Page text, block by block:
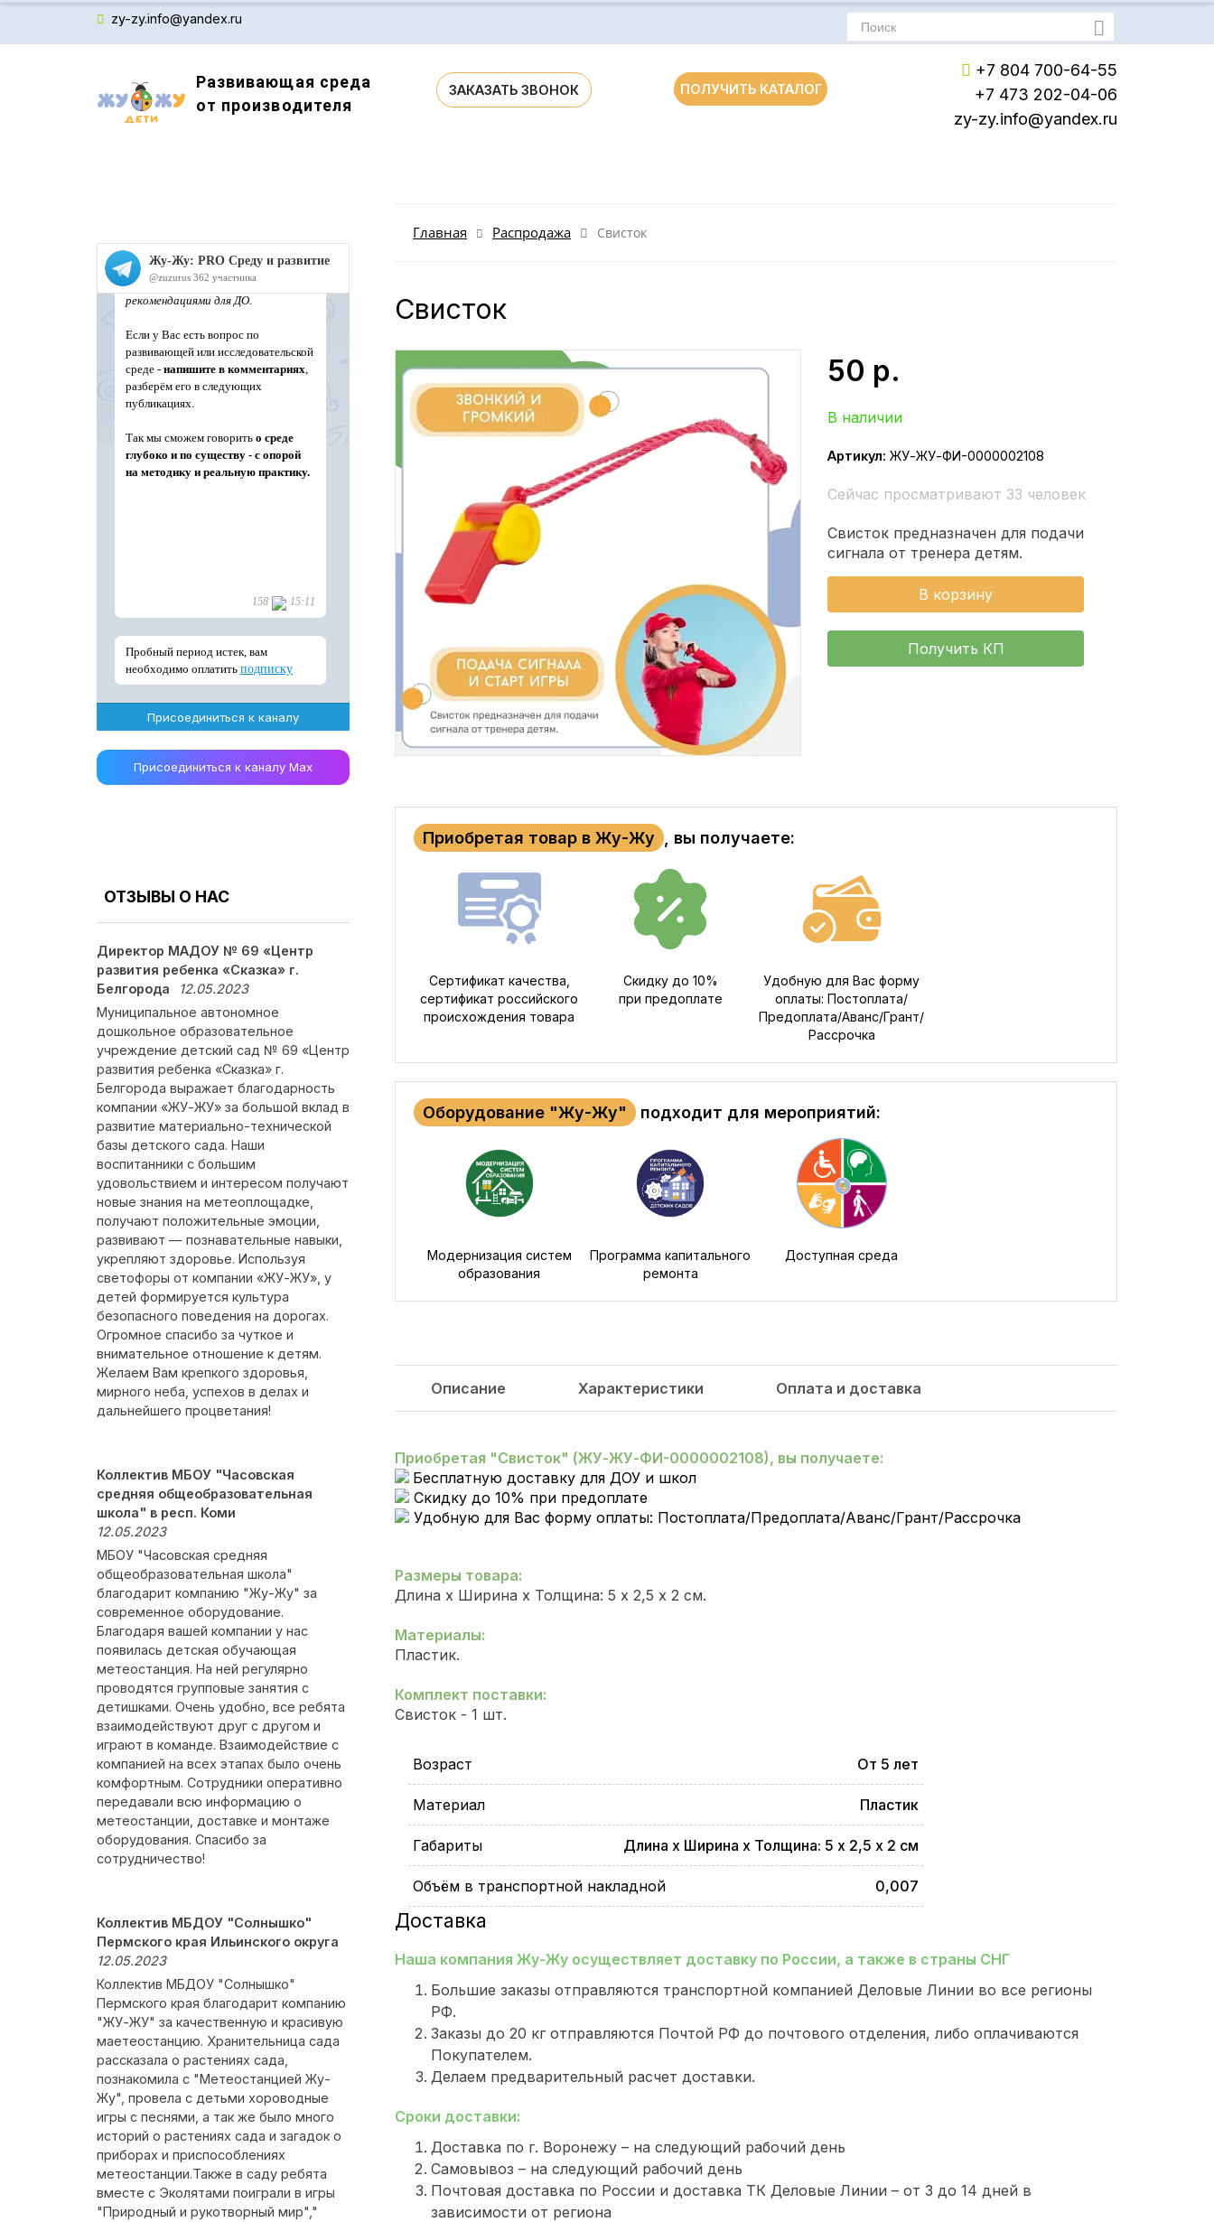
zy-zy.info@yandex.ru
Развивающая среда
от производителя
ЗАКАЗАТЬ ЗВОНОК
+7 804 700-64-55
+7 473 202-04-06
zy-zy.info@yandex.ru
ПОЛУЧИТЬ КАТАЛОГ
Присоединиться к каналу
Присоединиться к каналу Max
ОТЗЫВЫ О НАС
Директор МАДОУ № 69 «Центр
развития ребенка «Сказка» г.
Белгорода
12.05.2023
Муниципальное автономное
дошкольное образовательное
учреждение детский сад № 69 «Центр
развития ребенка «Сказка» г.
Белгорода выражает благодарность
компании «ЖУ-ЖУ» за большой вклад в
развитие материально-технической
базы детского сада. Наши
воспитанники с большим
удовольствием и интересом получают
новые знания на метеоплощадке,
получают положительные эмоции,
развивают — познавательные навыки,
укрепляют здоровье. Используя
светофоры от компании «ЖУ-ЖУ», у
детей формируется культура
безопасного поведения на дорогах.
Огромное спасибо за чуткое и
внимательное отношение к детям.
Желаем Вам крепкого здоровья,
мирного неба, успехов в делах и
дальнейшего процветания!
Коллектив МБОУ "Часовская
средняя общеобразовательная
школа" в респ. Коми
12.05.2023
МБОУ "Часовская средняя
общеобразовательная школа"
благодарит компанию "Жу-Жу" за
современное оборудование.
Благодаря вашей компании у нас
появилась детская обучающая
метеостанция. На ней регулярно
проводятся групповые занятия с
детишками. Очень удобно, все ребята
взаимодействуют друг с другом и
играют в команде. Взаимодействие с
компанией на всех этапах было очень
комфортным. Сотрудники оперативно
передавали всю информацию о
метеостанции, доставке и монтаже
оборудования. Спасибо за
сотрудничество!
Коллектив МБДОУ "Солнышко"
Пермского края Ильинского округа
12.05.2023
Коллектив МБДОУ "Солнышко"
Пермского края благодарит компанию
"ЖУ-ЖУ" за качественную и красивую
маетеостанцию. Хранительница сада
рассказала о растениях сада,
познакомила с "Метеостанцией Жу-
Жу", провела с детьми хороводные
игры с песнями, а так же было много
историй о растениях сада и загадок о
приборах и приспособлениях
метеостанции.Также в саду ребята
вместе с Эколятами поиграли в игры
"Природный и рукотворный мир","
Главная Распродажа Свисток
Свисток
50 р.
В наличии
Артикул: ЖУ-ЖУ-ФИ-0000002108
Сейчас просматривают 33 человек
Свисток предназначен для подачи
сигнала от тренера детям.
В корзину
Получить КП
Приобретая товар в Жу-Жу , вы получаете:
Сертификат качества,
сертификат российского
происхождения товара
Скидку до 10%
при предоплате
Удобную для Вас форму
оплаты: Постоплата/
Предоплата/Аванс/Грант/
Рассрочка
Оборудование "Жу-Жу" подходит для мероприятий:
Модернизация систем
образования
Программа капитального
ремонта
Доступная среда
Описание Характеристики Оплата и доставка
Приобретая "Свисток" (ЖУ-ЖУ-ФИ-0000002108), вы получаете:
Бесплатную доставку для ДОУ и школ
Скидку до 10% при предоплате
Удобную для Вас форму оплаты: Постоплата/Предоплата/Аванс/Грант/Рассрочка
Размеры товара:
Длина х Ширина х Толщина: 5 х 2,5 х 2 см.
Материалы:
Пластик.
Комплект поставки:
Свисток - 1 шт.
Возраст От 5 лет
Материал Пластик
Габариты Длина х Ширина х Толщина: 5 х 2,5 х 2 см
Объём в транспортной накладной 0,007
Доставка
Наша компания Жу-Жу осуществляет доставку по России, а также в страны СНГ
Большие заказы отправляются транспортной компанией Деловые Линии во все регионы
РФ.
Заказы до 20 кг отправляются Почтой РФ до почтового отделения, либо оплачиваются
Покупателем.
Делаем предварительный расчет доставки.
Сроки доставки:
Доставка по г. Воронежу – на следующий рабочий день
Самовывоз – на следующий рабочий день
Почтовая доставка по России и доставка ТК Деловые Линии – от 3 до 14 дней в
зависимости от региона